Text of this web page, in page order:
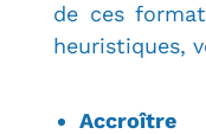
de ces
heuristiques,